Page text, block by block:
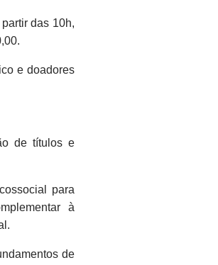
das 10h,
e doadores
de títulos e
para
à
de